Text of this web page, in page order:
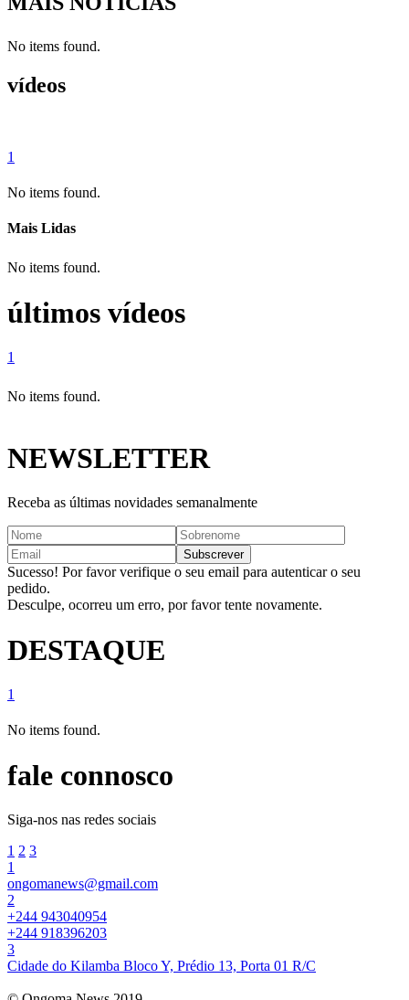
No items found.
vídeos
1
No items found.
Mais Lidas
No items found.
últimos vídeos
1
No items found.
NEWSLETTER
Receba as últimas novidades semanalmente
Sucesso! Por favor verifique o seu email para autenticar o seu
pedido.
Desculpe, ocorreu um erro, por favor tente novamente.
DESTAQUE
1
No items found.
fale connosco
Siga-nos nas redes sociais
1 2 3
1
ongomanews@gmail.com
2
+244 943040954
+244 918396203
3
Cidade do Kilamba Bloco Y, Prédio 13, Porta 01 R/C